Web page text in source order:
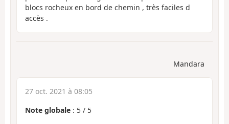
blocs rocheux en bord de chemin , très faciles d
accès .
Mandara
27 oct. 2021 à 08:05
Note globale : 5 / 5